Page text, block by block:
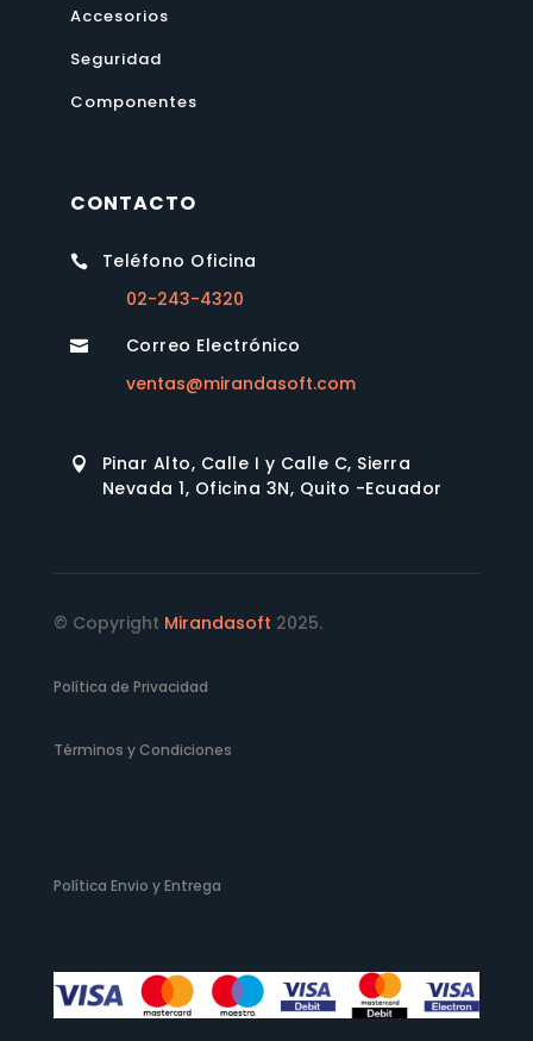
Accesorios
Seguridad
Componentes
CONTACTO

Teléfono Oficina
02-243-4320

Correo Electrónico
ventas@mirandasoft.com

Pinar Alto, Calle I y Calle C, Sierra
Nevada 1, Oficina 3N, Quito -Ecuador
© Copyright Mirandasoft 2025.
Política de Privacidad
Términos y Condiciones
Política Envio y Entrega